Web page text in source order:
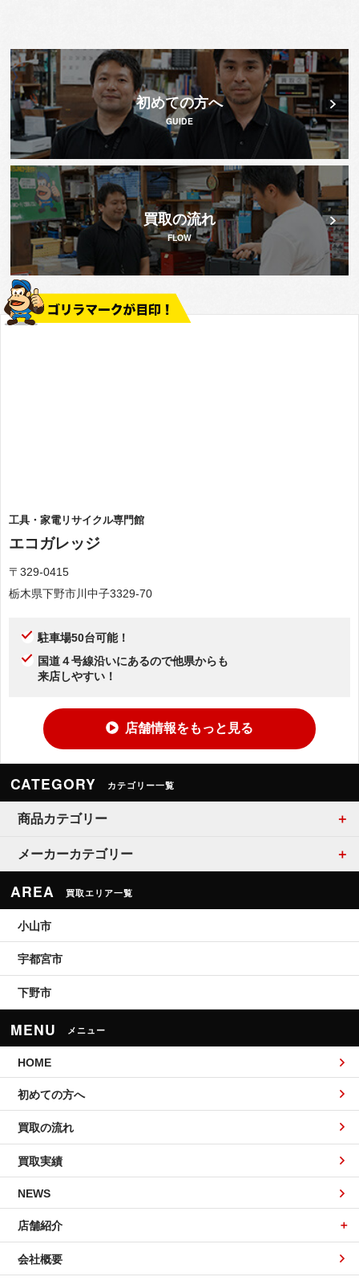
初めての方へ
GUIDE
買取の流れ
FLOW
工具・家電リサイクル専門館
エコガレッジ
〒329-0415
栃木県下野市川中子3329-70
駐車場50台可能！
国道４号線沿いにあるので他県からも
来店しやすい！
店舗情報をもっと見る
CATEGORY カテゴリー一覧
商品カテゴリー
メーカーカテゴリー
AREA 買取エリア一覧
小山市
宇都宮市
下野市
MENU メニュー
HOME
初めての方へ
買取の流れ
買取実績
NEWS
店舗紹介
会社概要